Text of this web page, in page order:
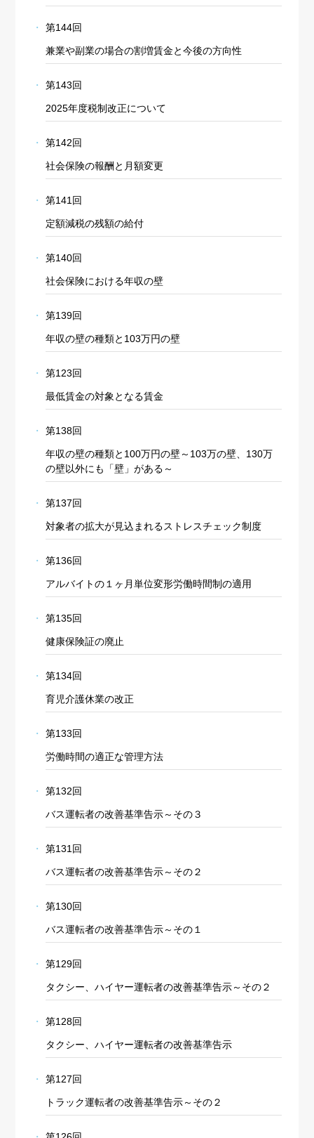
第144回
兼業や副業の場合の割増賃金と今後の方向性
第143回
2025年度税制改正について
第142回
社会保険の報酬と月額変更
第141回
定額減税の残額の給付
第140回
社会保険における年収の壁
第139回
年収の壁の種類と103万円の壁
第123回
最低賃金の対象となる賃金
第138回
年収の壁の種類と100万円の壁～103万の壁、130万
の壁以外にも「壁」がある～
第137回
対象者の拡大が見込まれるストレスチェック制度
第136回
アルバイトの１ヶ月単位変形労働時間制の適用
第135回
健康保険証の廃止
第134回
育児介護休業の改正
第133回
労働時間の適正な管理方法
第132回
バス運転者の改善基準告示～その３
第131回
バス運転者の改善基準告示～その２
第130回
バス運転者の改善基準告示～その１
第129回
タクシー、ハイヤー運転者の改善基準告示～その２
第128回
タクシー、ハイヤー運転者の改善基準告示
第127回
トラック運転者の改善基準告示～その２